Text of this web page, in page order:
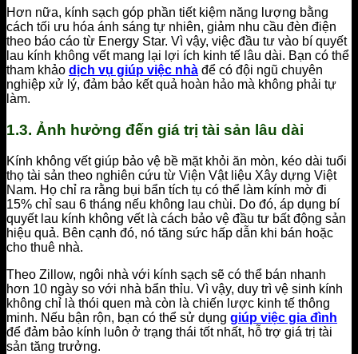
Hơn nữa, kính sạch góp phần tiết kiệm năng lượng bằng
cách tối ưu hóa ánh sáng tự nhiên, giảm nhu cầu đèn điện
theo báo cáo từ Energy Star. Vì vậy, việc đầu tư vào bí quyết
lau kính không vết mang lại lợi ích kinh tế lâu dài. Bạn có thể
tham khảo dịch vụ giúp việc nhà để có đội ngũ chuyên
nghiệp xử lý, đảm bảo kết quả hoàn hảo mà không phải tự
làm.
1.3. Ảnh hưởng đến giá trị tài sản lâu dài
Kính không vết giúp bảo vệ bề mặt khỏi ăn mòn, kéo dài tuổi
thọ tài sản theo nghiên cứu từ Viện Vật liệu Xây dựng Việt
Nam. Họ chỉ ra rằng bụi bẩn tích tụ có thể làm kính mờ đi
15% chỉ sau 6 tháng nếu không lau chùi. Do đó, áp dụng bí
quyết lau kính không vết là cách bảo vệ đầu tư bất động sản
hiệu quả. Bên cạnh đó, nó tăng sức hấp dẫn khi bán hoặc
cho thuê nhà.
Theo Zillow, ngôi nhà với kính sạch sẽ có thể bán nhanh
hơn 10 ngày so với nhà bẩn thỉu. Vì vậy, duy trì vệ sinh kính
không chỉ là thói quen mà còn là chiến lược kinh tế thông
minh. Nếu bận rộn, bạn có thể sử dụng giúp việc gia đình
để đảm bảo kính luôn ở trạng thái tốt nhất, hỗ trợ giá trị tài
sản tăng trưởng.